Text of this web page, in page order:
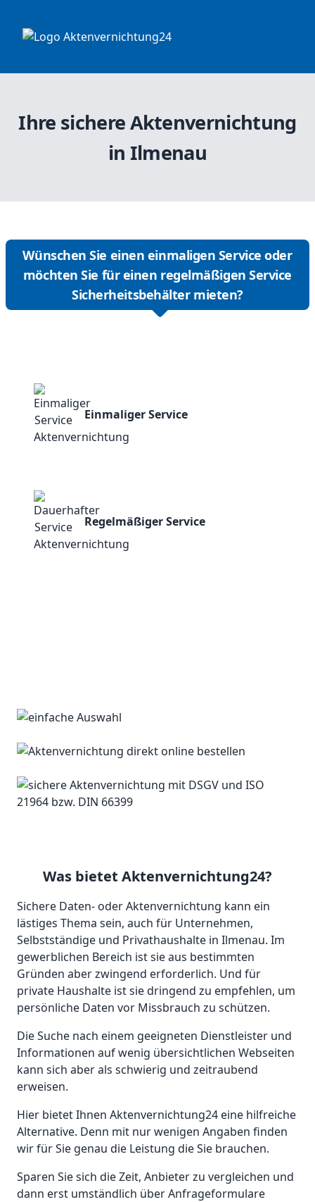
Ihre sichere Aktenvernichtung
in Ilmenau
Wünschen Sie einen einmaligen Service oder
möchten Sie für einen regelmäßigen Service
Sicherheitsbehälter mieten?
Einmaliger Service
Regelmäßiger Service
Was bietet Aktenvernichtung24?
Sichere Daten- oder Aktenvernichtung kann ein
lästiges Thema sein, auch für Unternehmen,
Selbstständige und Privathaushalte in Ilmenau. Im
gewerblichen Bereich ist sie aus bestimmten
Gründen aber zwingend erforderlich. Und für
private Haushalte ist sie dringend zu empfehlen, um
persönliche Daten vor Missbrauch zu schützen.
Die Suche nach einem geeigneten Dienstleister und
Informationen auf wenig übersichtlichen Webseiten
kann sich aber als schwierig und zeitraubend
erweisen.
Hier bietet Ihnen Aktenvernichtung24 eine hilfreiche
Alternative. Denn mit nur wenigen Angaben finden
wir für Sie genau die Leistung die Sie brauchen.
Sparen Sie sich die Zeit, Anbieter zu vergleichen und
dann erst umständlich über Anfrageformulare